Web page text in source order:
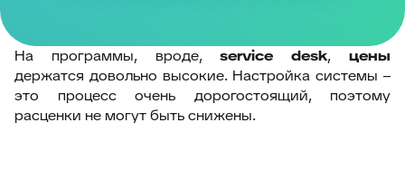
На программы, вроде,service desk, цены
держатся довольно высокие. Настройка системы –
это процесс очень дорогостоящий, поэтому
расценки не могут быть снижены.